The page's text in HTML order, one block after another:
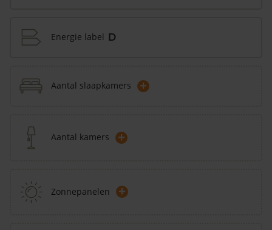
Energie label D
Aantal slaapkamers +
Aantal kamers +
Zonnepanelen +